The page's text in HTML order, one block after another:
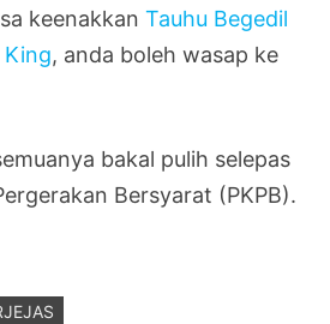
keenakkanTauhu Begedil
King, anda boleh wasap ke
bakal pulih selepas
Bersyarat (PKPB).